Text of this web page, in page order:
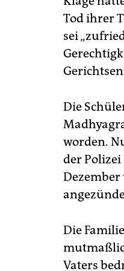
Tod ihrer
sei
Die
worden.
der
Die
Vaters